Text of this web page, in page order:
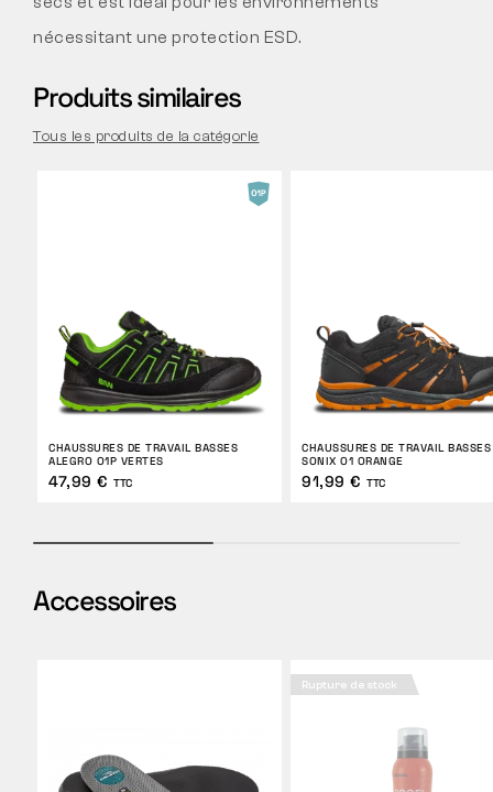
nécessitant une protection ESD.
Produits similaires
Tous les produits de la catégorie
CHAUSSURES DE TRAVAIL BASSES
ALEGRO O1P VERTES
47,99 € TTC
CHAUSSURES DE TRAVAIL BASSES
SONIX O1 ORANGE
91,99 € TTC
Accessoires
Rupture de stock